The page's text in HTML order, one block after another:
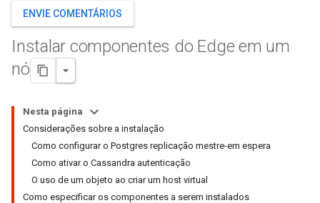
ENVIE COMENTÁRIOS
Instalar componentes do Edge em um
nó
Nesta página
Considerações sobre a instalação
Como configurar o Postgres replicação mestre-em espera
Como ativar o Cassandra autenticação
O uso de um objeto ao criar um host virtual
Como especificar os componentes a serem instalados